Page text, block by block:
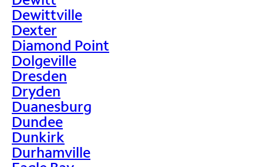
Dewittville
Dexter
Diamond Point
Dolgeville
Dresden
Dryden
Duanesburg
Dundee
Dunkirk
Durhamville